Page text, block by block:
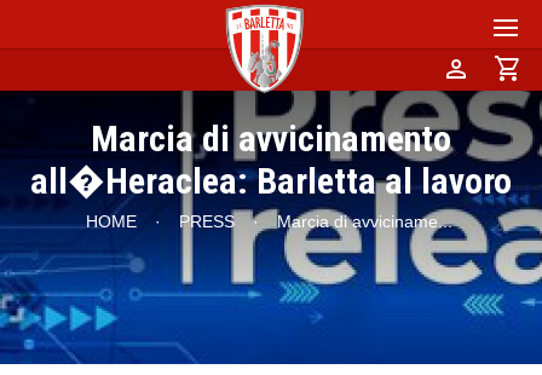
person shopping_cart
Marcia di avvicinamento
all�Heraclea: Barletta al lavoro
HOME · PRESS · Marcia di avviciname ...